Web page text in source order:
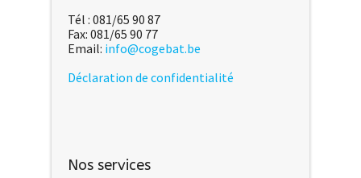
Tél : 081/65 90 87
Fax: 081/65 90 77
Email: info@cogebat.be
Déclaration de confidentialité
Nos services